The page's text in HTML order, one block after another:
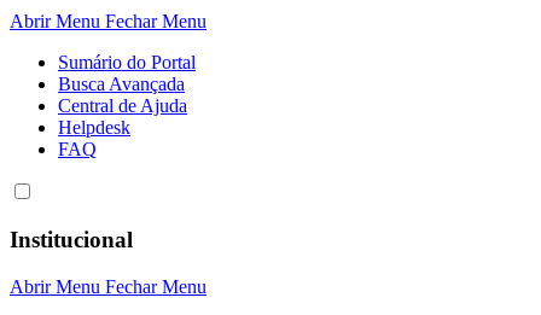
Abrir Menu Fechar Menu
Sumário do Portal
Busca Avançada
Central de Ajuda
Helpdesk
FAQ
Institucional
Abrir Menu Fechar Menu